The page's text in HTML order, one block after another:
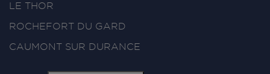
LE THOR
ROCHEFORT DU GARD
CAUMONT SUR DURANCE